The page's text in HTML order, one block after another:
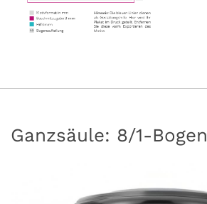
Ganzsäule: 8/1-Bogen